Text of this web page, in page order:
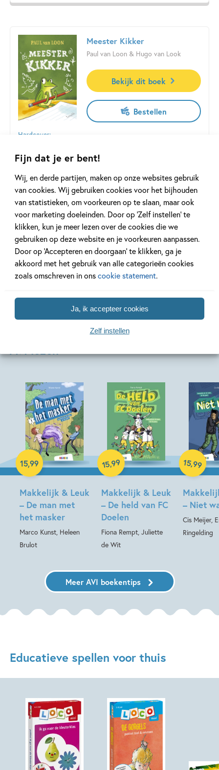
Fijn dat je er bent!
Wij, en derde partijen, maken op onze websites gebruik
van cookies. Wij gebruiken cookies voor het bijhouden
van statistieken, om voorkeuren op te slaan, maar ook
voor marketing doeleinden. Door op ‘Zelf instellen’ te
klikken, kun je meer lezen over de cookies die we
gebruiken op deze website en je voorkeuren aanpassen.
Door op ‘Accepteren en doorgaan’ te klikken, ga je
akkoord met het gebruik van alle categorieën cookies
zoals omschreven in onscookie statement.
Ja, ik accepteer cookies
Zelf instellen
Hardcover:
Meester Kikker
Paul van Loon & Hugo van Look
Bekijk dit boek
Bestellen
'Soms ben ik een kikker. Dat is mijn supergeheim. Niemand
mag het weten, behalve jullie.'
Sita, Wouter en de andere kinderen in de klas lachen. Leuke
grap van de meester. Totdat hij op een dag de klas in komt
met kroos in zijn haar. Zijn kleren zijn nat en gescheurd. De
meester is aangevallen door een ooievaar, zegt hij...
Lees meer
AVI lezen
Makkelijk & Leuk
– De man met
het masker
Marco Kunst, Heleen
Brulot
15,99
Hardcover
Makkelijk & Leuk
– De held van FC
Doelen
Fiona Rempt, Juliette
de Wit
15,99
Hardcover
– Niet
Cis Meijer,
Ringelding
15,99
Hardcover
Meer AVI boekentips
Educatieve spellen voor thuis